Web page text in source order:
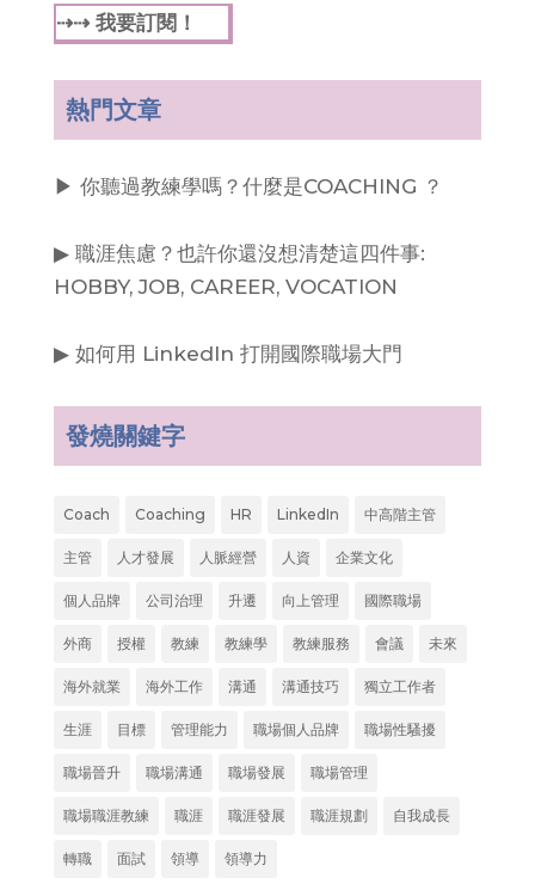
⇢⇢ 我要訂閱！
熱門文章
▶︎ 你聽過教練學嗎？什麼是COACHING ？
▶︎ 職涯焦慮？也許你還沒想清楚這四件事:
HOBBY, JOB, CAREER, VOCATION
▶︎ 如何用 LinkedIn 打開國際職場大門
發燒關鍵字
Coach Coaching HR LinkedIn 中高階主管
主管 人才發展 人脈經營 人資 企業文化
個人品牌 公司治理 升遷 向上管理 國際職場
外商 授權 教練 教練學 教練服務 會議 未來
海外就業 海外工作 溝通 溝通技巧 獨立工作者
生涯 目標 管理能力 職場個人品牌 職場性騷擾
職場晉升 職場溝通 職場發展 職場管理
職場職涯教練 職涯 職涯發展 職涯規劃 自我成長
轉職 面試 領導 領導力